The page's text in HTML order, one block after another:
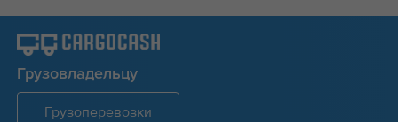
Грузовладельцу
Грузоперевозки